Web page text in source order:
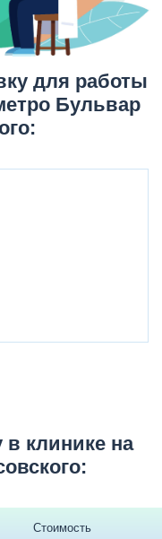
для работы
Бульвар
в клинике на
Стоимость